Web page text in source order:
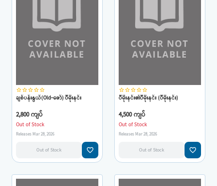
star_borderstar_borderstar_borderstar_borderstar_border
ချစ်ပန်းနွယ်(Old-ဇော်) ပီမိုးနင်း
2,800 ကျပ်
Out of Stock
Releases Mar 28, 2026
Out of Stock favorite_border
star_borderstar_borderstar_borderstar_borderstar_border
ပီမိုးနင်း၏ပီမိုးနင်း (ပီမိုးနင်း)
4,500 ကျပ်
Out of Stock
Releases Mar 28, 2026
Out of Stock favorite_border